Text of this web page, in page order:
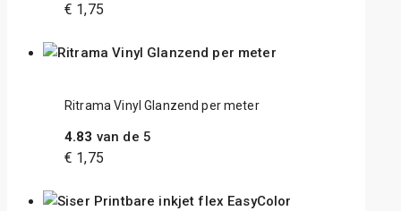
€ 1,75
Ritrama Vinyl Glanzend per meter
4.83 van de 5
€ 1,75